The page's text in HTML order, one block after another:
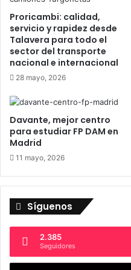
t
i
v
a
p
a
r
a
c
o
m
b
O
d
e
S
a
I
s
i
d
r
o
d
M
a
2
Proricambi: calidad,
servicio y rapidez desde
Talavera para todo el
sector del transporte
nacional e internacional
28 mayo, 2026
Davante, mejor centro
para estudiar FP DAM en
Madrid
11 mayo, 2026
Síguenos
2.385
Seguidores